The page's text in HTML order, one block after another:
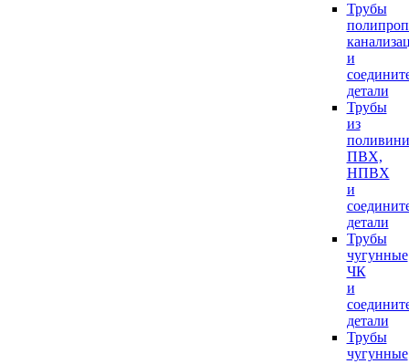
Трубы
и
детали
Трубы
из
ПВХ,
НПВХ
и
детали
Трубы
чугунные
ЧК
и
детали
Трубы
чугунные